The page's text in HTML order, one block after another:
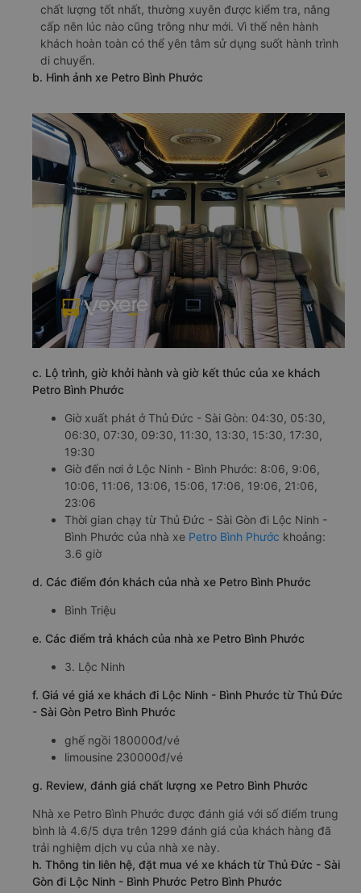
chất lượng tốt nhất, thường xuyên được kiểm tra, nâng
cấp nên lúc nào cũng trông như mới. Vì thế nên hành
khách hoàn toàn có thể yên tâm sử dụng suốt hành trình
di chuyển.
b. Hình ảnh xe Petro Bình Phước
c. Lộ trình, giờ khởi hành và giờ kết thúc của xe khách
Petro Bình Phước
Giờ xuất phát ở Thủ Đức - Sài Gòn: 04:30, 05:30,
06:30, 07:30, 09:30, 11:30, 13:30, 15:30, 17:30,
19:30
Giờ đến nơi ở Lộc Ninh - Bình Phước: 8:06, 9:06,
10:06, 11:06, 13:06, 15:06, 17:06, 19:06, 21:06,
23:06
Thời gian chạy từ Thủ Đức - Sài Gòn đi Lộc Ninh -
Bình Phước của nhà xe Petro Bình Phước khoảng:
3.6 giờ
d. Các điểm đón khách của nhà xe Petro Bình Phước
Bình Triệu
e. Các điểm trả khách của nhà xe Petro Bình Phước
3. Lộc Ninh
f. Giá vé giá xe khách đi Lộc Ninh - Bình Phước từ Thủ Đức
- Sài Gòn Petro Bình Phước
ghế ngồi 180000đ/vé
limousine 230000đ/vé
g. Review, đánh giá chất lượng xe Petro Bình Phước
Nhà xe Petro Bình Phước được đánh giá với số điểm trung
bình là 4.6/5 dựa trên 1299 đánh giá của khách hàng đã
trải nghiệm dịch vụ của nhà xe này.
h. Thông tin liên hệ, đặt mua vé xe khách từ Thủ Đức - Sài
Gòn đi Lộc Ninh - Bình Phước Petro Bình Phước